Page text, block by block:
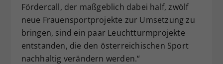
Fördercall, der maßgeblich dabei half, zwölf
neue Frauensportprojekte zur Umsetzung zu
bringen, sind ein paar Leuchtturmprojekte
entstanden, die den österreichischen Sport
nachhaltig verändern werden.“